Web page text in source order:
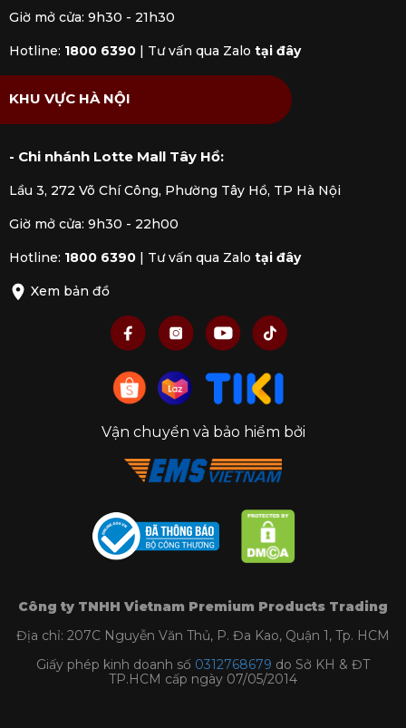
Giờ mở cửa: 9h30 - 21h30
Hotline: 1800 6390 | Tư vấn qua Zalo tại đây
KHU VỰC HÀ NỘI
- Chi nhánh Lotte Mall Tây Hồ:
Lầu 3, 272 Võ Chí Công, Phường Tây Hồ, TP Hà Nội
Giờ mở cửa: 9h30 - 22h00
Hotline: 1800 6390 | Tư vấn qua Zalo tại đây
Xem bản đồ
Vận chuyển và bảo hiểm bởi
Công ty TNHH Vietnam Premium Products Trading
Địa chỉ: 207C Nguyễn Văn Thủ, P. Đa Kao, Quận 1, Tp. HCM
Giấy phép kinh doanh số 0312768679 do Sở KH & ĐT
TP.HCM cấp ngày 07/05/2014